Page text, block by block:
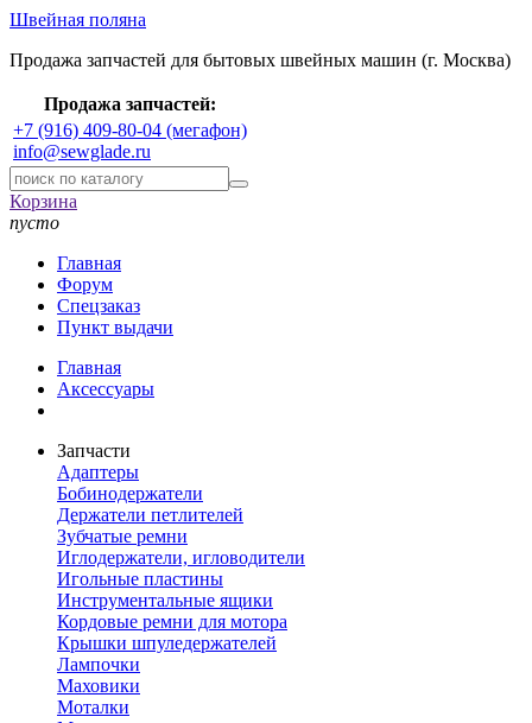
Швейная поляна
Продажа запчастей для бытовых швейных машин (г. Москва)
Продажа запчастей:
+7 (916) 409-80-04 (мегафон)
info@sewglade.ru
Корзина
пусто
Главная
Форум
Спецзаказ
Пункт выдачи
Главная
Аксессуары
Запчасти
Адаптеры
Бобинодержатели
Держатели петлителей
Зубчатые ремни
Иглодержатели, игловодители
Игольные пластины
Инструментальные ящики
Кордовые ремни для мотора
Крышки шпуледержателей
Лампочки
Маховики
Моталки